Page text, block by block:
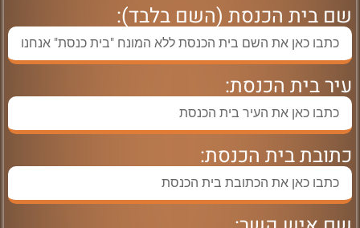
שם בית הכנסת (השם בלבד):
עיר בית הכנסת:
כתובת בית הכנסת: